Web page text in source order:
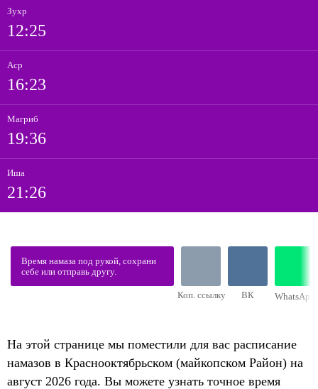
Зухр
12:25
Аср
16:23
Магриб
19:36
Иша
21:26
Время намаза под рукой, сохрани
себе или отправь другу.
Коп. ссылку ВК WhatsApp
На этой странице мы поместили для вас расписание
намазов в Краснооктябрьском (майкопском Район) на
август 2026 года. Вы можете узнать точное время